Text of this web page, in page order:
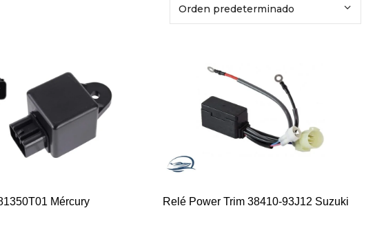
Mércury Relé Power Trim 38410-93J12 Suzuki